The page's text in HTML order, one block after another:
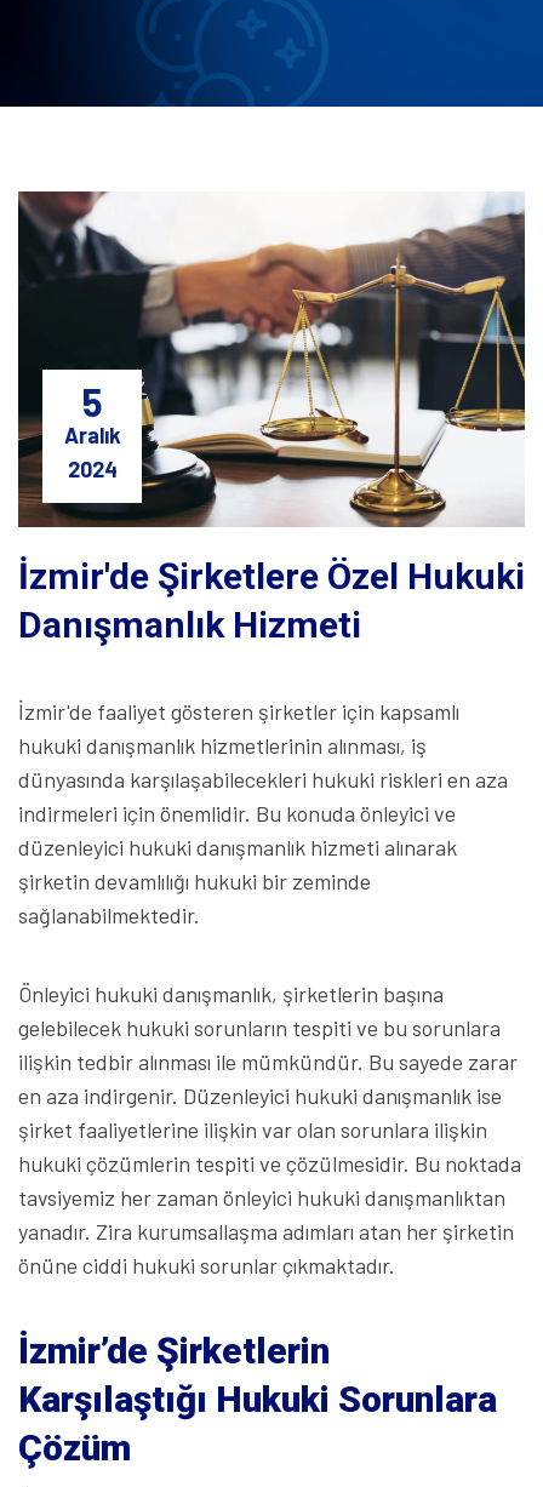
5
Aralık
2024
İzmir'de Şirketlere Özel Hukuki
Danışmanlık Hizmeti
İzmir'de faaliyet gösteren şirketler için kapsamlı
hukuki danışmanlık hizmetlerinin alınması, iş
dünyasında karşılaşabilecekleri hukuki riskleri en aza
indirmeleri için önemlidir. Bu konuda önleyici ve
düzenleyici hukuki danışmanlık hizmeti alınarak
şirketin devamlılığı hukuki bir zeminde
sağlanabilmektedir.
Önleyici hukuki danışmanlık, şirketlerin başına
gelebilecek hukuki sorunların tespiti ve bu sorunlara
ilişkin tedbir alınması ile mümkündür. Bu sayede zarar
en aza indirgenir. Düzenleyici hukuki danışmanlık ise
şirket faaliyetlerine ilişkin var olan sorunlara ilişkin
hukuki çözümlerin tespiti ve çözülmesidir. Bu noktada
tavsiyemiz her zaman önleyici hukuki danışmanlıktan
yanadır. Zira kurumsallaşma adımları atan her şirketin
önüne ciddi hukuki sorunlar çıkmaktadır.
İzmir’de Şirketlerin
Karşılaştığı Hukuki Sorunlara
Çözüm